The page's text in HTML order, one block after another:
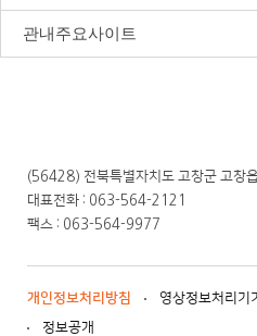
관내주요사이트
(56428) 전북특별자치도 고창군 고창
대표전화 : 063-564-2121
팩스 : 063-564-9977
개인정보처리방침 영상정보처리기
정보공개